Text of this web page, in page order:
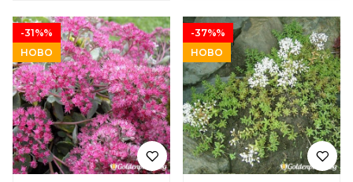
-31%%
НОВО
-37%%
НОВО